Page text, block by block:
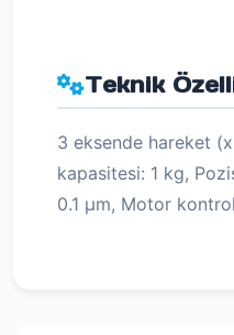
Teknik
3 eksende hareket
kapasitesi: 1 kg,
0.1 μm, Motor